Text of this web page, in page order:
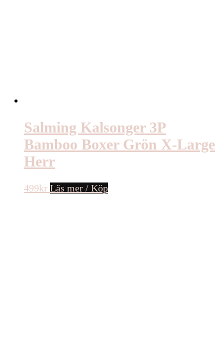
Salming Kalsonger 3P
Bamboo Boxer Grön X-Large
Herr
499kr Läs mer / Köp